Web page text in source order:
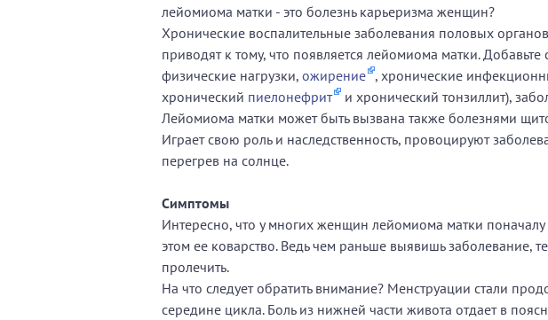
лейомиома матки - это болезнь карьеризма женщин?
Хронические воспалительные заболевания половых
приводят к тому, что появляется лейомиома матки.
физические нагрузки, ожирение , хронические
хронический пиелонефрит
и хронический тонзиллит),
Лейомиома матки может быть вызвана также болезнями
Играет свою роль и наследственность, провоцируют
перегрев на солнце.
Симптомы
Интересно, что у многих женщин лейомиома матки
этом ее коварство. Ведь чем раньше выявишь заболевание,
пролечить.
На что следует обратить внимание? Менструации стали
середине цикла. Боль из нижней части живота отдает в